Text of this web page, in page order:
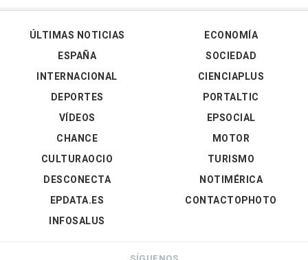
ÚLTIMAS NOTICIAS
ESPAÑA
INTERNACIONAL
DEPORTES
VÍDEOS
ECONOMÍA
SOCIEDAD
CIENCIAPLUS
PORTALTIC
EPSOCIAL
CHANCE
CULTURAOCIO
DESCONECTA
EPDATA.ES
INFOSALUS
MOTOR
TURISMO
NOTIMÉRICA
CONTACTOPHOTO